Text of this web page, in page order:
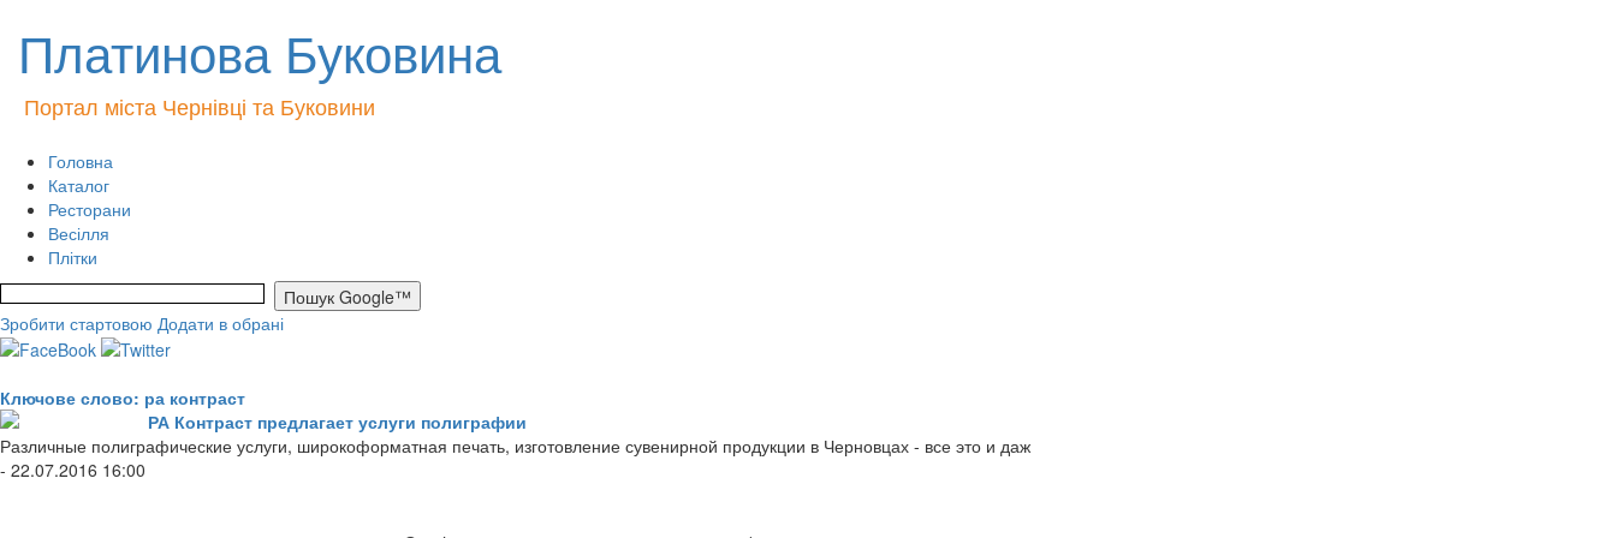
Платинова Буковина
Портал міста Чернівці та Буковини
Головна
Каталог
Ресторани
Весілля
Плітки
Зробити стартовою Додати в обрані
Ключове слово: ра контраст
РА Контраст предлагает услуги полиграфии
Различные полиграфические услуги, широкоформатная печать, изготовление сувенирной продукции в Черновцах - все это и даж
- 22.07.2016 16:00